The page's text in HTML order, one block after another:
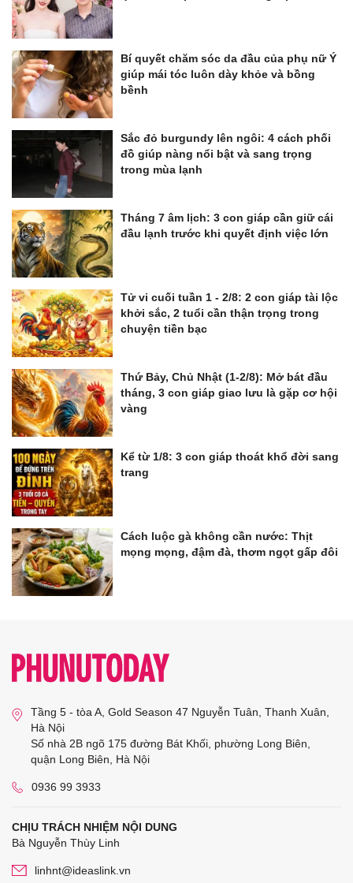
Bí quyết chăm sóc da đầu của phụ nữ Ý
giúp mái tóc luôn dày khỏe và bồng
bềnh
Sắc đỏ burgundy lên ngôi: 4 cách phối
đồ giúp nàng nổi bật và sang trọng
trong mùa lạnh
Tháng 7 âm lịch: 3 con giáp cần giữ cái
đầu lạnh trước khi quyết định việc lớn
Tử vi cuối tuần 1 - 2/8: 2 con giáp tài lộc
khởi sắc, 2 tuổi cần thận trọng trong
chuyện tiền bạc
Thứ Bảy, Chủ Nhật (1-2/8): Mở bát đầu
tháng, 3 con giáp giao lưu là gặp cơ hội
vàng
Kể từ 1/8: 3 con giáp thoát khổ đời sang
trang
Cách luộc gà không cần nước: Thịt
mọng mọng, đậm đà, thơm ngọt gấp đôi
Tầng 5 - tòa A, Gold Season 47 Nguyễn Tuân, Thanh Xuân,
Hà Nội
Số nhà 2B ngõ 175 đường Bát Khối, phường Long Biên,
quận Long Biên, Hà Nội
0936 99 3933
CHỊU TRÁCH NHIỆM NỘI DUNG
Bà Nguyễn Thùy Linh
linhnt@ideaslink.vn